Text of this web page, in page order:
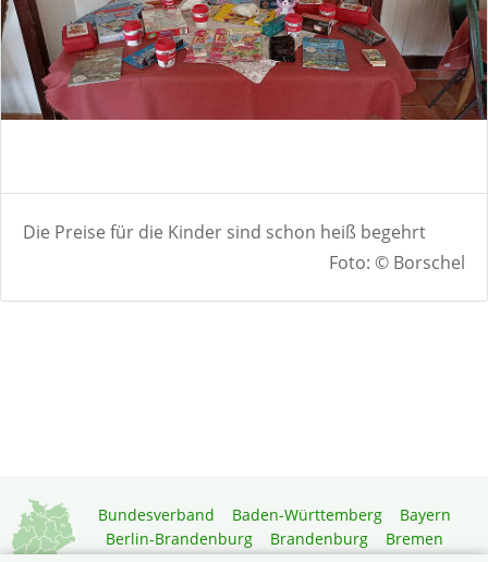
Die Preise für die Kinder sind schon heiß begehrt
Foto: © Borschel
Bundesverband Baden-Württemberg
Bayern
Berlin-Brandenburg
Brandenburg
Bremen